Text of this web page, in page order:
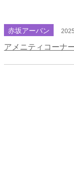
赤坂アーバン
アメニティコーナ